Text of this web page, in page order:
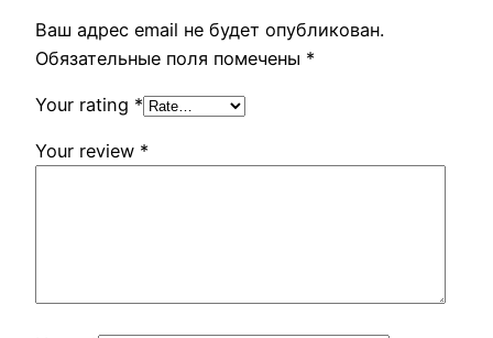
Ваш адрес email не будет опубликован.
Обязательные поля помечены *
Your rating *
Your review *